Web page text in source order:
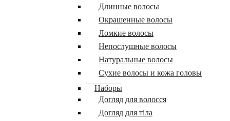
Длинные волосы
Окрашенные волосы
Ломкие волосы
Непослушные волосы
Натуральные волосы
Сухие волосы и кожа головы
Наборы
Догляд для волосся
Догляд для тіла